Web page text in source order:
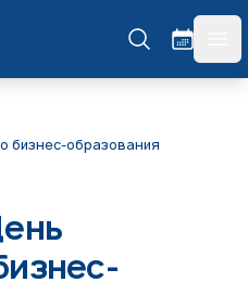
бизнес-образования